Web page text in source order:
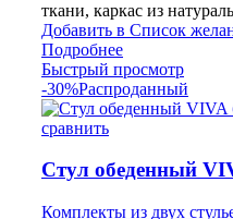
ткани, каркас из
Добавить в Список
Подробнее
Быстрый просмотр
-30%Распроданный
сравнить
Стул обеденный
Комплекты из двух